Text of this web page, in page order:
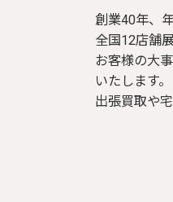
創業40年、
全国12店舗展
お客様の大
いたします。
出張買取や